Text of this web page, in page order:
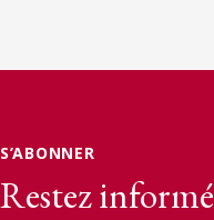
S’ABONNER
Restez informé